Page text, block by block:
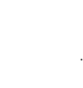
•